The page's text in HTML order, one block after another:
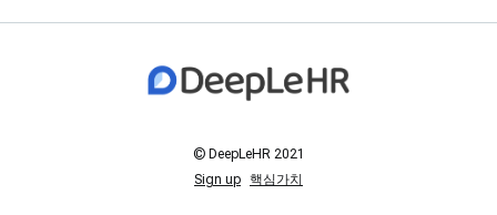
© DeepLeHR 2021
Sign up 핵심가치